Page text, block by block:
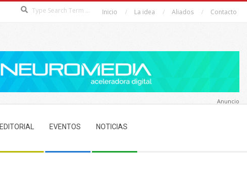
Inicio La idea Aliados Contacto
EDITORIAL EVENTOS NOTICIAS
Anuncio